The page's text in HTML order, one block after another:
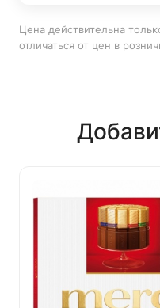
Цена действительна
отличаться от цен в